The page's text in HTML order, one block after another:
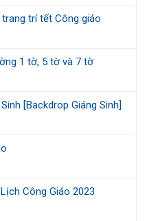
trí tết Công giáo
1 tờ, 5 tờ và 7 tờ
[Backdrop Giáng Sinh]
Công Giáo 2023